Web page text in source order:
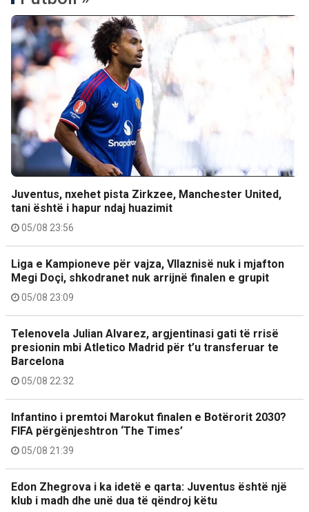
Juventus, nxehet pista Zirkzee, Manchester United,
tani është i hapur ndaj huazimit
05/08 23:56
Liga e Kampioneve për vajza, Vllaznisë nuk i mjafton
Megi Doçi, shkodranet nuk arrijnë finalen e grupit
05/08 23:09
Telenovela Julian Alvarez, argjentinasi gati të rrisë
presionin mbi Atletico Madrid për t’u transferuar te
Barcelona
05/08 22:32
Infantino i premtoi Marokut finalen e Botërorit 2030?
FIFA përgënjeshtron ‘The Times’
05/08 21:39
Edon Zhegrova i ka idetë e qarta: Juventus është një
klub i madh dhe unë dua të qëndroj këtu